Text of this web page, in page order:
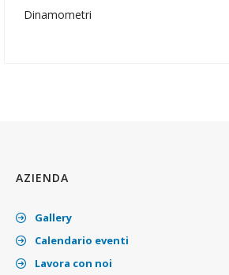
Dinamometri
AZIENDA
Gallery
Calendario eventi
Lavora con noi